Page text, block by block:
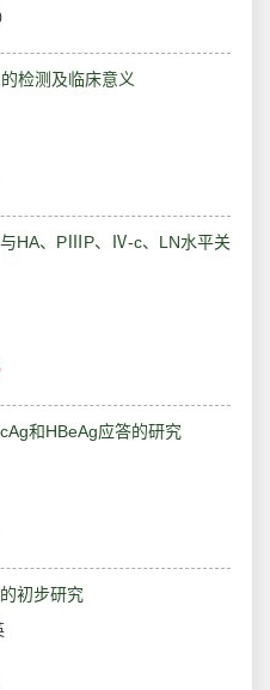
检测及临床意义
HA、PⅢP、Ⅳ-c、LN水平关
和HBeAg应答的研究
初步研究